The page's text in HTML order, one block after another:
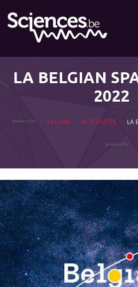
LA BELGIAN
2022
ACCUEIL ACTUALITÉS LA